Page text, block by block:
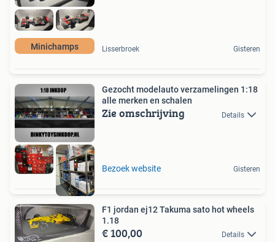
Minichamps Lisserbroek Gisteren
Gezocht modelauto verzamelingen 1:18
alle merken en schalen
Zie omschrijving Details
Bezoek website Gisteren
F1 jordan ej12 Takuma sato hot wheels
1.18
€ 100,00 Details